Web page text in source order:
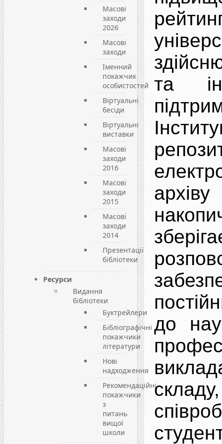
Масові
заходи
2026
Масові
заходи
Іменний
покажчик
особистостей
Віртуальні
бесіди
Віртуальні
виставки
Масові
заходи
2016
Масові
заходи
2015
Масові
заходи
2014
Презентації
бібліотеки
Ресурси
Видання
бібліотеки
Буктрейлери
Бібліографічні
покажчики
літератури
Нові
надходження
Рекомендаційні
покажчики
з
питань
вищої
школи
та
до
складу,